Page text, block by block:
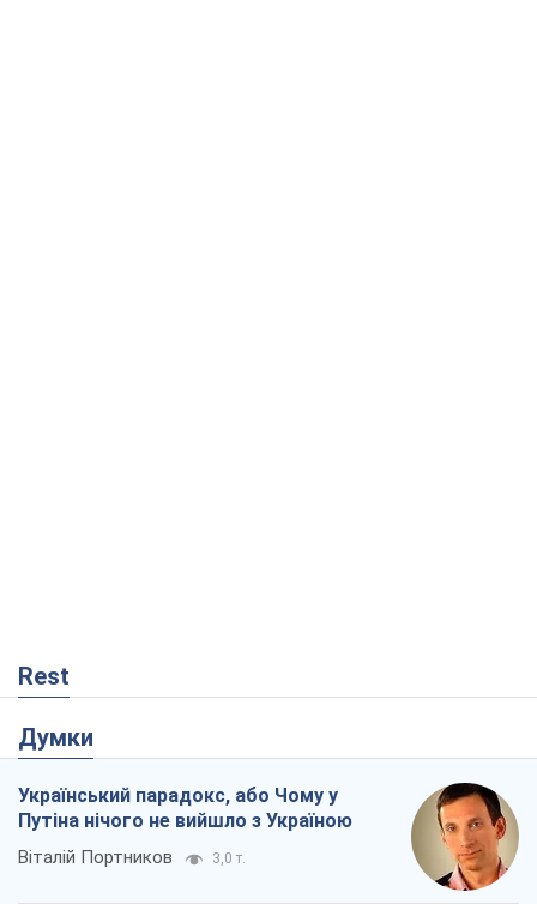
Rest
Думки
Український парадокс, або Чому у
Путіна нічого не вийшло з Україною
Віталій Портников 3,0 т.